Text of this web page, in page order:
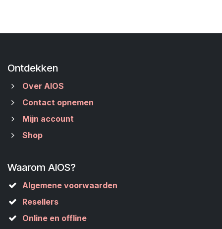
Ontdekken
Over AIOS
Contact opnemen
Mijn account
Shop
Waarom AIOS?
Algemene voorwaarden
Resellers
Online en offline